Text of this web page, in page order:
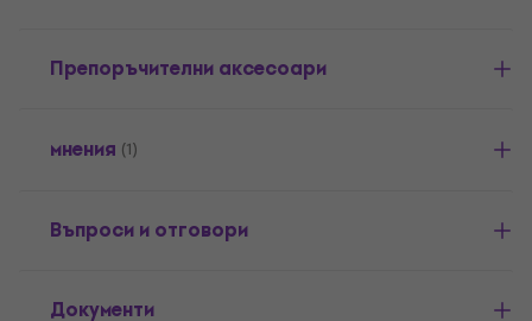
Препоръчителни аксесоари
мнения (1)
Въпроси и отговори
Документи